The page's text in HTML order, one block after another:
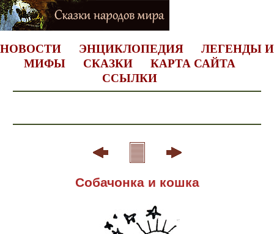
НОВОСТИ ЭНЦИКЛОПЕДИЯ
ЛЕГЕНДЫ И
МИФЫ
СКАЗКИ
КАРТА САЙТА
ССЫЛКИ
Собачонка и кошка